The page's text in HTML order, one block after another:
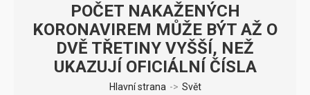
POČET NAKAŽENÝCH
KORONAVIREM MŮŽE BÝT AŽ O
DVĚ TŘETINY VYŠŠÍ, NEŽ
UKAZUJÍ OFICIÁLNÍ ČÍSLA
Hlavní strana -> Svět